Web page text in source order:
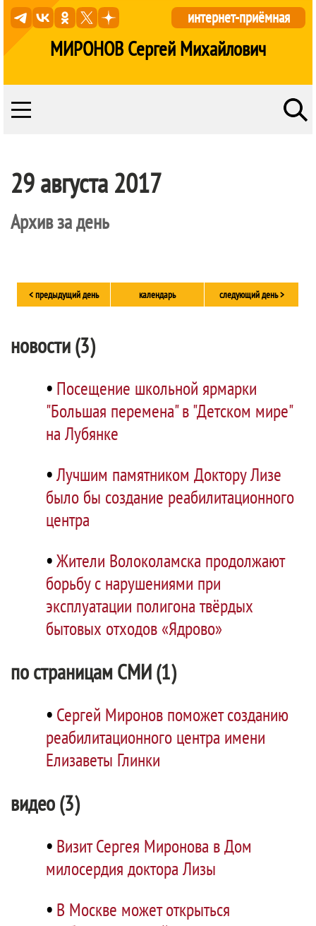
МИРОНОВ Сергей Михайлович
интернет-приёмная
29 августа 2017
Архив за день
< предыдущий день календарь следующий день >
новости (3)
• Посещение школьной ярмарки
"Большая перемена" в "Детском мире"
на Лубянке
•Лучшим памятником Доктору Лизе
было бы создание реабилитационного
центра
•Жители Волоколамска продолжают
борьбу с нарушениями при
эксплуатации полигона твёрдых
бытовых отходов «Ядрово»
по страницам СМИ (1)
• Сергей Миронов поможет созданию
реабилитационного центра имени
Елизаветы Глинки
видео (3)
• Визит Сергея Миронова в Дом
милосердия доктора Лизы
• В Москве может открыться